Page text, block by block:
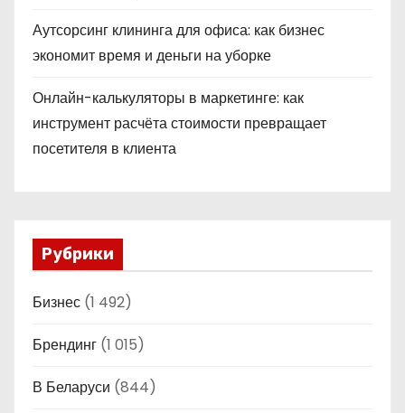
Аутсорсинг клининга для офиса: как бизнес
экономит время и деньги на уборке
Онлайн-калькуляторы в маркетинге: как
инструмент расчёта стоимости превращает
посетителя в клиента
Рубрики
Бизнес (1 492)
Брендинг (1 015)
В Беларуси (844)